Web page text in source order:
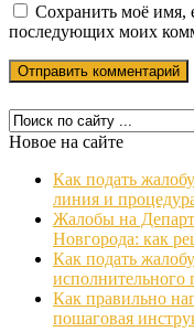
Сохранить моё имя,
последующих моих
Новое на сайте
Как подать
линия и
Жалобы на
Новгорода: как
Как подать
исполнительного
Как правильно
пошаговая